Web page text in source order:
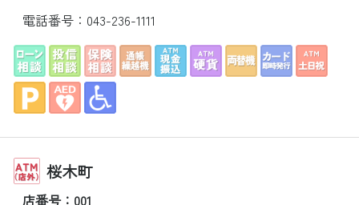
電話番号： 043-236-1111
桜木町
店番号：001